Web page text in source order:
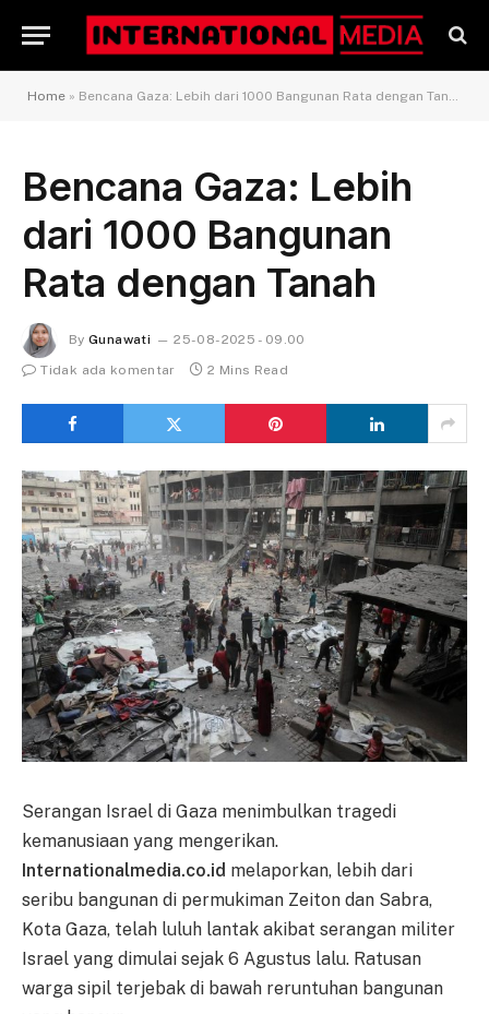
Home » Bencana Gaza: Lebih dari 1000 Bangunan Rata dengan Tanah
Bencana Gaza: Lebih
dari 1000 Bangunan
Rata dengan Tanah
By Gunawati
25-08-2025 - 09.00
Tidak ada komentar
2 Mins Read
Serangan Israel di Gaza menimbulkan tragedi
kemanusiaan yang mengerikan.
Internationalmedia.co.id melaporkan, lebih dari
seribu bangunan di permukiman Zeiton dan Sabra,
Kota Gaza, telah luluh lantak akibat serangan militer
Israel yang dimulai sejak 6 Agustus lalu. Ratusan
warga sipil terjebak di bawah reruntuhan bangunan